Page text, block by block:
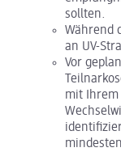
sollten.
Während
an UV-
Vor
mit Ihrem